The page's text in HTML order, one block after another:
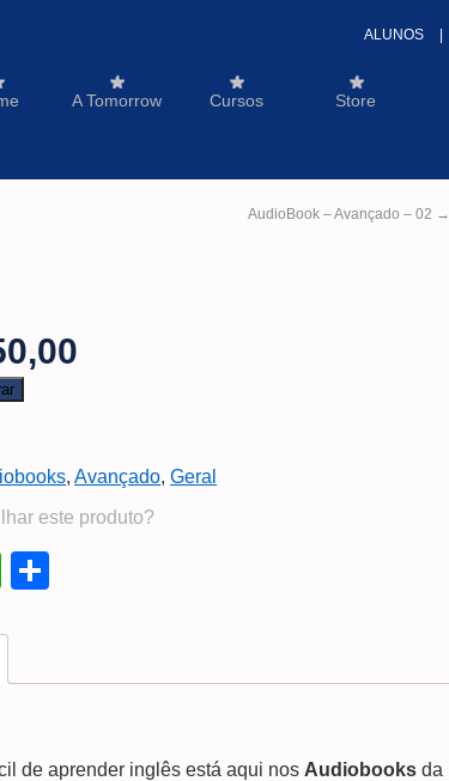
ALUNOS
A Tomorrow Cursos Store
AudioBook – Avançado – 02 →
,Avançado,Geral
este produto?
WhatsApp
de aprender inglês está aqui nos Audiobooks da